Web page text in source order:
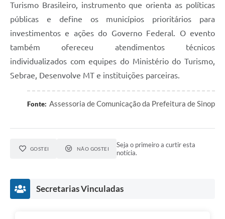
Turismo Brasileiro, instrumento que orienta as políticas
públicas e define os municípios prioritários para
investimentos e ações do Governo Federal. O evento
também ofereceu atendimentos técnicos
individualizados com equipes do Ministério do Turismo,
Sebrae, Desenvolve MT e instituições parceiras.
Fonte: Assessoria de Comunicação da Prefeitura de Sinop
GOSTEI NÃO GOSTEI
Seja o primeiro a curtir esta
notícia.
Secretarias Vinculadas